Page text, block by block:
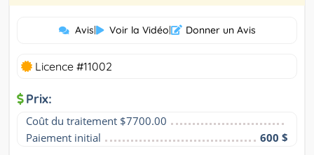
Avis| Voir la Vidéo| Donner un Avis
Licence #11002
Prix:
Coût du traitement $7700.00
Paiement initial
600 $